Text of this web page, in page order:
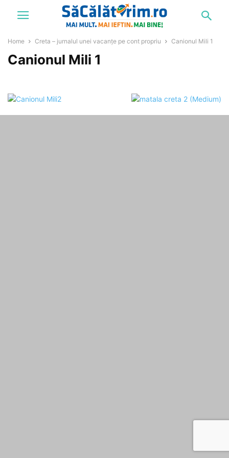
Home Creta – jurnalul unei vacanțe pe cont propriu Canionul Mili 1
Canionul Mili 1